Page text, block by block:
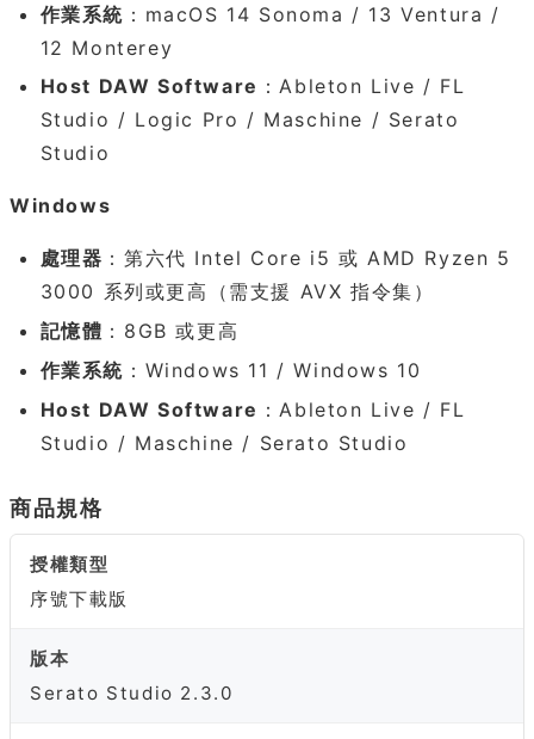
作業系統 ：macOS 14 Sonoma / 13 Ventura /
12 Monterey
Host DAW Software ：Ableton Live / FL
Studio / Logic Pro / Maschine / Serato
Studio
Windows
處理器 ：第六代 Intel Core i5 或 AMD Ryzen 5
3000 系列或更高（需支援 AVX 指令集）
記憶體 ：8GB 或更高
作業系統 ：Windows 11 / Windows 10
Host DAW Software ：Ableton Live / FL
Studio / Maschine / Serato Studio
商品規格
授權類型
序號下載版
版本
Serato Studio 2.3.0